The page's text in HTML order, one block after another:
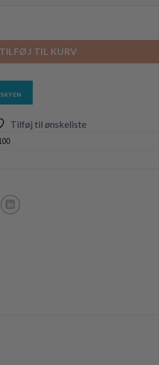
TILFØJ TIL KURV
Tilføj til ønskeliste